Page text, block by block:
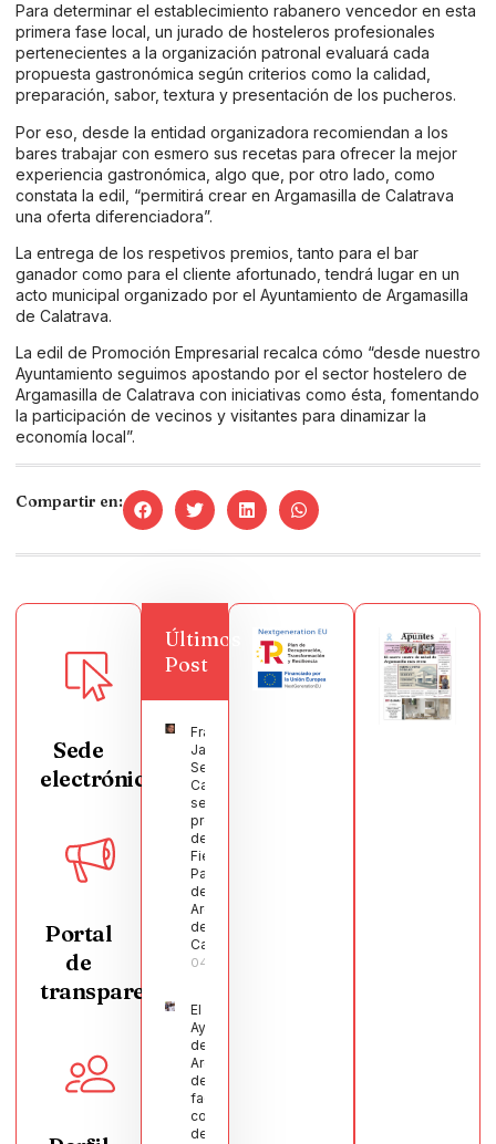
Para determinar el establecimiento rabanero vencedor en esta
primera fase local, un jurado de hosteleros profesionales
pertenecientes a la organización patronal evaluará cada
propuesta gastronómica según criterios como la calidad,
preparación, sabor, textura y presentación de los pucheros.
Por eso, desde la entidad organizadora recomiendan a los
bares trabajar con esmero sus recetas para ofrecer la mejor
experiencia gastronómica, algo que, por otro lado, como
constata la edil, “permitirá crear en Argamasilla de Calatrava
una oferta diferenciadora”.
La entrega de los respetivos premios, tanto para el bar
ganador como para el cliente afortunado, tendrá lugar en un
acto municipal organizado por el Ayuntamiento de Argamasilla
de Calatrava.
La edil de Promoción Empresarial recalca cómo “desde nuestro
Ayuntamiento seguimos apostando por el sector hostelero de
Argamasilla de Calatrava con iniciativas como ésta, fomentando
la participación de vecinos y visitantes para dinamizar la
economía local”.
Compartir en:
Sede
electrónica
Portal
de
transparencia
Últimos
Post
Francisco
Javier
Segura
Castellanos
será el
pregonero
de las
Fiestas
Patronales
de
Argamasilla
de
Calatrava
04/08/2026
El
Ayuntamiento
de
Argamasilla
de Calatrava
facilita la
conciliación
de 200